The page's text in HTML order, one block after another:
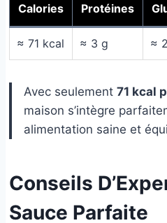
Calories Protéines
≈ 71 kcal ≈ 3 g ≈
Avec seulement 71 kcal
maison s’intègre
alimentation saine et
Conseils
Sauce Parfaite